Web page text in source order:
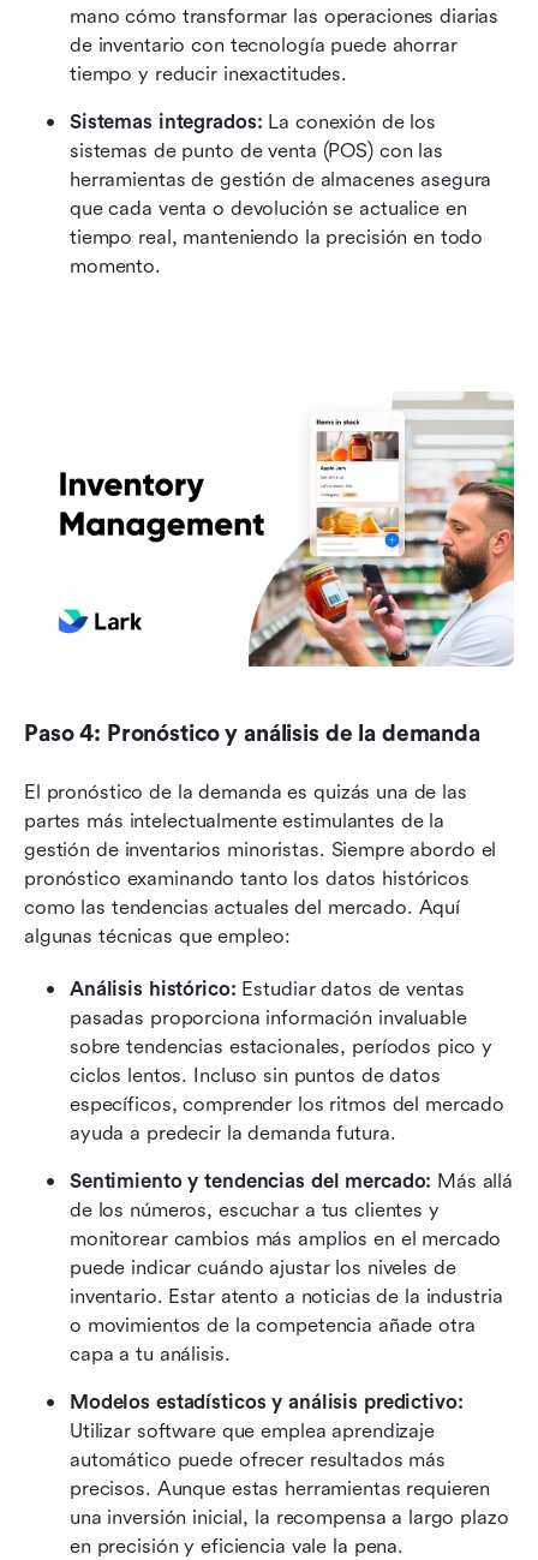
mano cómo transformar las operaciones diarias
de inventario con tecnología puede ahorrar
tiempo y reducir inexactitudes.
Sistemas integrados: La conexión de los
sistemas de punto de venta (POS) con las
herramientas de gestión de almacenes asegura
que cada venta o devolución se actualice en
tiempo real, manteniendo la precisión en todo
momento.
Paso 4: Pronóstico y análisis de la demanda
El pronóstico de la demanda es quizás una de las
partes más intelectualmente estimulantes de la
gestión de inventarios minoristas. Siempre abordo el
pronóstico examinando tanto los datos históricos
como las tendencias actuales del mercado. Aquí
algunas técnicas que empleo:
Análisis histórico: Estudiar datos de ventas
pasadas proporciona información invaluable
sobre tendencias estacionales, períodos pico y
ciclos lentos. Incluso sin puntos de datos
específicos, comprender los ritmos del mercado
ayuda a predecir la demanda futura.
Sentimiento y tendencias del mercado: Más allá
de los números, escuchar a tus clientes y
monitorear cambios más amplios en el mercado
puede indicar cuándo ajustar los niveles de
inventario. Estar atento a noticias de la industria
o movimientos de la competencia añade otra
capa a tu análisis.
Modelos estadísticos y análisis predictivo:
Utilizar software que emplea aprendizaje
automático puede ofrecer resultados más
precisos. Aunque estas herramientas requieren
una inversión inicial, la recompensa a largo plazo
en precisión y eficiencia vale la pena.